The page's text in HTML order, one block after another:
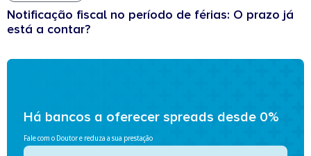
Notificação fiscal no período de férias: O prazo já
está a contar?
Há bancos a oferecer spreads desde 0%
Fale com o Doutor e reduza a sua prestação